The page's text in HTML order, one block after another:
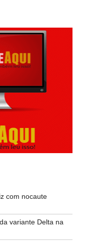
com nocaute
variante Delta na